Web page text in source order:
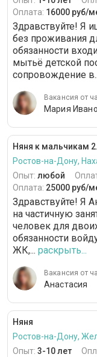
Оплата: 16000 руб/
Здравствуйте! Я
без проживания
обязанности
мытьё детской
сопровождение
Вакансия от
Мария
Няня к мальчикам
Ростов-на-Дону,
Опыт: любой
Оплата: 25000 руб/
Здравствуйте! Я
на частичную
человек для
обязанности
ЖК,... раскрыть...
Вакансия от
Анастасия
Няня
Ростов-на-Дону,
Опыт: 3-10 лет